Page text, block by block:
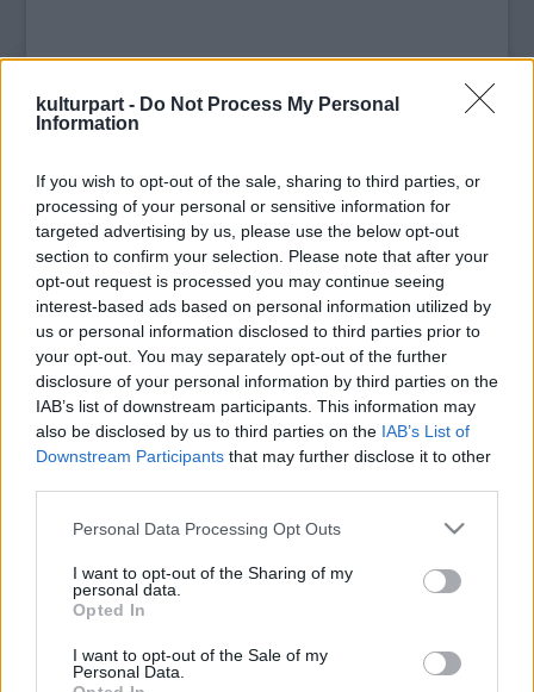
kulturpart - Do Not Process My Personal
Information
If you wish to opt-out of the sale, sharing to third parties, or
processing of your personal or sensitive information for
targeted advertising by us, please use the below opt-out
section to confirm your selection. Please note that after your
opt-out request is processed you may continue seeing
interest-based ads based on personal information utilized by
us or personal information disclosed to third parties prior to
your opt-out. You may separately opt-out of the further
disclosure of your personal information by third parties on the
IAB’s list of downstream participants. This information may
also be disclosed by us to third parties on the IAB’s List of
Downstream Participants that may further disclose it to other
Please note that this website/app uses one or more Google
not limited to your visit or usage behaviour. You may click to
grant or deny consent to Google and its third-party tags to
use your data for below specified purposes in below Google
consent section.
Personal Data Processing Opt Outs
I want to opt-out of the Sharing of my
personal data.
Opted In
I want to opt-out of the Sale of my
Personal Data.
Sci-fi Játék Tudomány Építészet Mozgópart
FELFELÉ HULLÓ ESŐ ÉS XENOBOTOK –
KÜLÖNLEGES KIÁLLÍTÁS A LAM-BAN